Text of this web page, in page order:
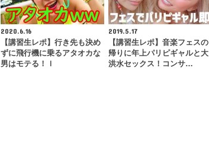
2020.6.16
【講習生レポ】行き先も決め
ずに飛行機に乗るアタオカな
男はモテる！ｌ
2019.5.17
【講習生レポ】音楽フェスの
帰りに年上パリピギャルと大
洪水セックス！コンサ…